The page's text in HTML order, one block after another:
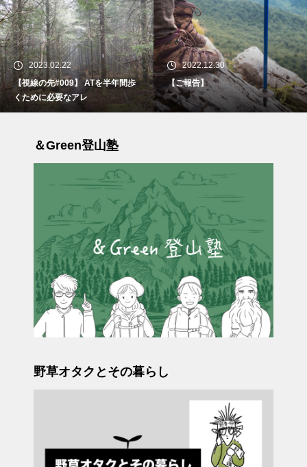
2023.02.22
【視線の先#009】 ATを半年間歩
くために必要なアレ
2022.12.30
【ご報告】
＆Green登山塾
野草オタクとその暮らし